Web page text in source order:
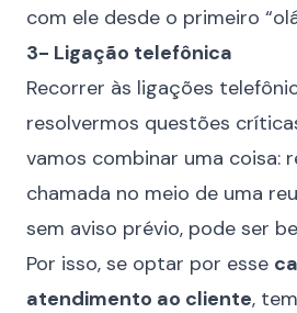
com ele desde o primeiro
3- Ligação telefônica
Recorrer às ligações
resolvermos questões
vamos combinar uma coisa:
chamada no meio de uma
sem aviso prévio, pode ser
Por isso, se optar por esse
atendimento ao cliente,